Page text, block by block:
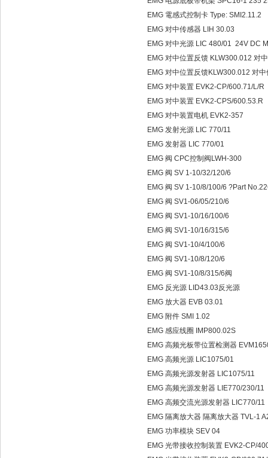
EMG 電感式控制卡 Type: SMI2.11.2
EMG 对中传感器 LIH 30.03
EMG 对中光源 LIC 480/01 24V DC
EMG 对中位置反馈 KLW300.012 对
EMG 对中位置反馈KLW300.012 对
EMG 对中装置 EVK2-CP/600.71/L/R
EMG 对中装置 EVK2-CPS/600.53.R
EMG 对中装置电机 EVK2-357
EMG 发射光源 LIC 770/11
EMG 发射器 LIC 770/01
EMG 阀 CPC控制阀LWH-300
EMG 阀 SV 1-10/32/120/6
EMG 阀 SV 1-10/8/100/6 ?Part
EMG 阀 SV1-06/05/210/6
EMG 阀 SV1-10/16/100/6
EMG 阀 SV1-10/16/315/6
EMG 阀 SV1-10/4/100/6
EMG 阀 SV1-10/8/120/6
EMG 阀 SV1-10/8/315/6阀
EMG 反光源 LID43.03反光源
EMG 放大器 EVB 03.01
EMG 附件 SMI 1.02
EMG 感应线圈 IMP800.02S
EMG 高频光板带位置检测器
EMG 高频光源 LIC1075/01
EMG 高频光源发射器 LIC1075/11
EMG 高频光源发射器 LIE770/230/11
EMG 高频交流光源发射器 LIC770/11
EMG 隔离放大器 隔离放大器 TVL-1
EMG 功率模块 SEV 04
EMG 光带接收控制装置 EVK2-CP/